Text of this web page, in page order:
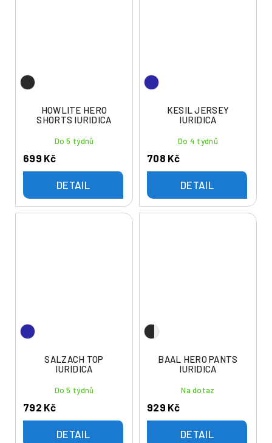
HOWLITE HERO
SHORTS IURIDICA
Do 5 týdnů
699 Kč
DETAIL
KESIL JERSEY
IURIDICA
Do 4 týdnů
708 Kč
DETAIL
SALZACH TOP
IURIDICA
Do 5 týdnů
792 Kč
DETAIL
BAAL HERO PANTS
IURIDICA
Na dotaz
929 Kč
DETAIL